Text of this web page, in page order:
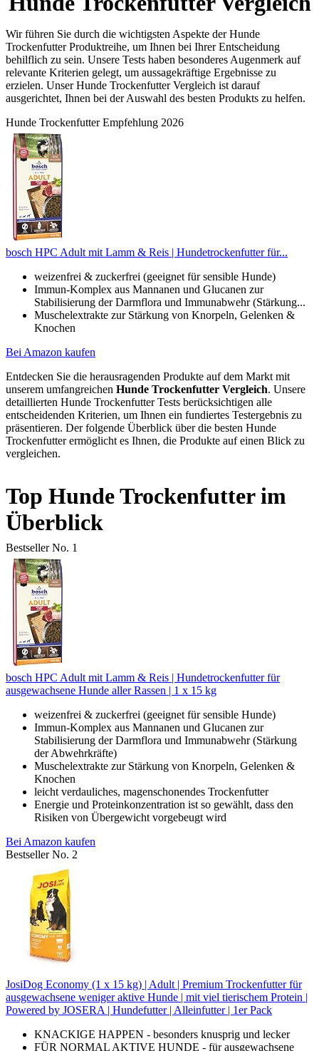
Wir führen Sie durch die wichtigsten Aspekte der Hunde
Trockenfutter Produktreihe, um Ihnen bei Ihrer Entscheidung
behilflich zu sein. Unsere Tests haben besonderes Augenmerk auf
relevante Kriterien gelegt, um aussagekräftige Ergebnisse zu
erzielen. Unser Hunde Trockenfutter Vergleich ist darauf
ausgerichtet, Ihnen bei der Auswahl des besten Produkts zu helfen.
Hunde Trockenfutter Empfehlung 2026
bosch HPC Adult mit Lamm & Reis | Hundetrockenfutter für...
weizenfrei & zuckerfrei (geeignet für sensible Hunde)
Immun-Komplex aus Mannanen und Glucanen zur
Stabilisierung der Darmflora und Immunabwehr (Stärkung...
Muschelextrakte zur Stärkung von Knorpeln, Gelenken &
Knochen
Bei Amazon kaufen
Entdecken Sie die herausragenden Produkte auf dem Markt mit
unserem umfangreichen Hunde Trockenfutter Vergleich. Unsere
detaillierten Hunde Trockenfutter Tests berücksichtigen alle
entscheidenden Kriterien, um Ihnen ein fundiertes Testergebnis zu
präsentieren. Der folgende Überblick über die besten Hunde
Trockenfutter ermöglicht es Ihnen, die Produkte auf einen Blick zu
vergleichen.
Top Hunde Trockenfutter im
Überblick
Bestseller No. 1
bosch HPC Adult mit Lamm & Reis | Hundetrockenfutter für
ausgewachsene Hunde aller Rassen | 1 x 15 kg
weizenfrei & zuckerfrei (geeignet für sensible Hunde)
Immun-Komplex aus Mannanen und Glucanen zur
Stabilisierung der Darmflora und Immunabwehr (Stärkung
der Abwehrkräfte)
Muschelextrakte zur Stärkung von Knorpeln, Gelenken &
Knochen
leicht verdauliches, magenschonendes Trockenfutter
Energie und Proteinkonzentration ist so gewählt, dass den
Risiken von Übergewicht vorgebeugt wird
Bei Amazon kaufen
Bestseller No. 2
JosiDog Economy (1 x 15 kg) | Adult | Premium Trockenfutter für
ausgewachsene weniger aktive Hunde | mit viel tierischem Protein |
Powered by JOSERA | Hundefutter | Alleinfutter | 1er Pack
KNACKIGE HAPPEN - besonders knusprig und lecker
FÜR NORMAL AKTIVE HUNDE - für ausgewachsene